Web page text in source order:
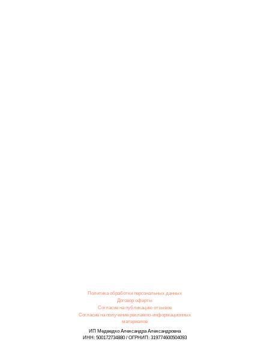
ИП Медведко Александра Александровна
ИНН: 500172734880 / ОГРНИП: 319774600504093
Политика обработки персональных данных
Договор оферты
Согласие на публикацию отзывов
Согласие на получение рекламно-информационных
материалов